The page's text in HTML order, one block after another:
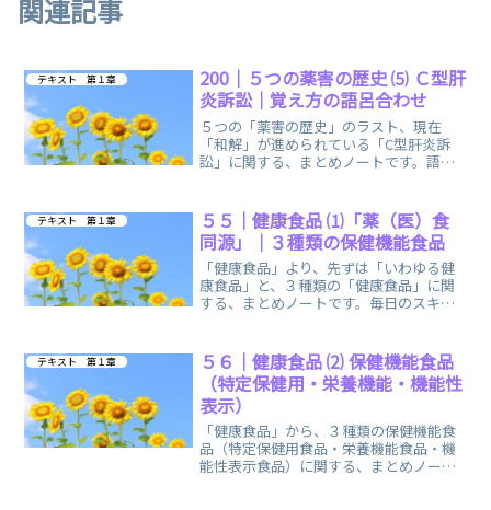
関連記事
テキスト 第１章
200｜５つの薬害の歴史 ⑸ Ｃ型肝
炎訴訟｜覚え方の語呂合わせ
５つの「薬害の歴史」のラスト、現在
「和解」が進められている「C型肝炎訴
訟」に関する、まとめノートです。語呂
テキスト 第１章
５５｜健康食品 ⑴「薬（医）食
同源」｜３種類の保健機能食品
「健康食品」より、先ずは「いわゆる健
康食品」と、３種類の「健康食品」に関
する、まとめノートです。毎日のスキマ
テキスト 第１章
５６｜健康食品 ⑵ 保健機能食品
（特定保健用・栄養機能・機能性
表示）
「健康食品」から、３種類の保健機能食
品（特定保健用食品・栄養機能食品・機
能性表示食品）に関する、まとめノート